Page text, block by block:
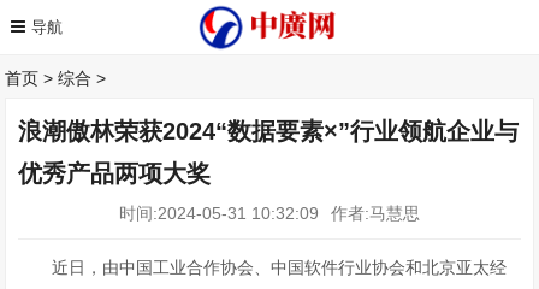
首页 >综合 >
浪潮傲林荣获2024“数据要素×”行业领航企业与
优秀产品两项大奖
时间:2024-05-31 10:32:09 作者:马慧思
近日，由中国工业合作协会、中国软件行业协会和北京亚太经